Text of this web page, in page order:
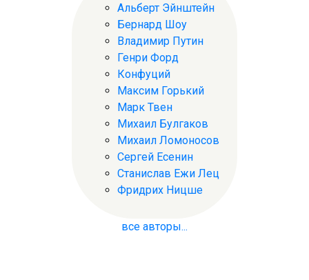
Альберт Эйнштейн
Бернард Шоу
Владимир Путин
Генри Форд
Конфуций
Максим Горький
Марк Твен
Михаил Булгаков
Михаил Ломоносов
Сергей Есенин
Станислав Ежи Лец
Фридрих Ницше
все авторы...